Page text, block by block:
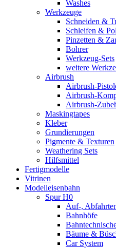
Washes
Werkzeuge
Schneiden &
Schleifen &
Pinzetten &
Bohrer
Werkzeug-Sets
weitere
Airbrush
Airbrush-
Airbrush-
Airbrush-
Maskingtapes
Kleber
Grundierungen
Pigmente & Texturen
Weathering Sets
Hilfsmittel
Fertigmodelle
Vitrinen
Modelleisenbahn
Spur H0
Auf-,
Bahnhöfe
Bäume &
Car System